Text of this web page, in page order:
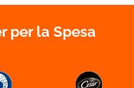
per la Spesa